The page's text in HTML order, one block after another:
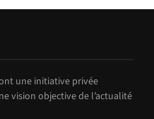
une initiative privée
vision objective de l’actualité